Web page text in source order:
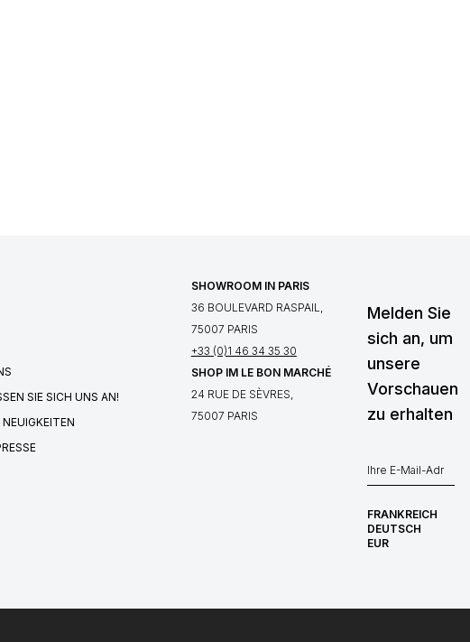
Melden Sie
sich an, um
unsere
Vorschauen
zu erhalten
SIE SICH UNS AN!
NEUIGKEITEN
SHOWROOM IN PARIS
36 BOULEVARD RASPAIL,
75007 PARIS
+33 (0)1 46 34 35 30
SHOP IM LE BON MARCHÉ
24 RUE DE SÈVRES,
75007 PARIS
FRANKREICH
DEUTSCH
EUR